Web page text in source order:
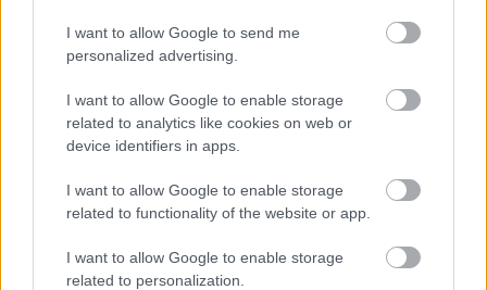
I want to allow Google to send me
personalized advertising.
I want to allow Google to enable storage
related to analytics like cookies on web or
device identifiers in apps.
I want to allow Google to enable storage
related to functionality of the website or app.
I want to allow Google to enable storage
related to personalization.
LEGÚJABB POSZTOK: